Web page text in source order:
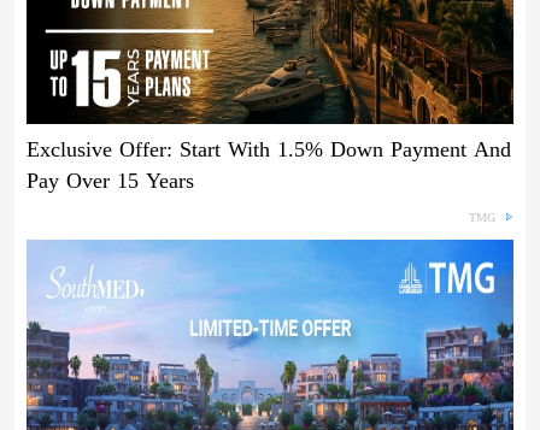
Exclusive Offer: Start With 1.5% Down Payment And
Pay Over 15 Years
TMG